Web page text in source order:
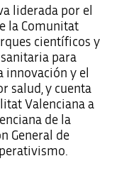
liderada por el
la Comunitat
científicos y
para
innovación y el
salud, y cuenta
Valenciana a
de la
General de